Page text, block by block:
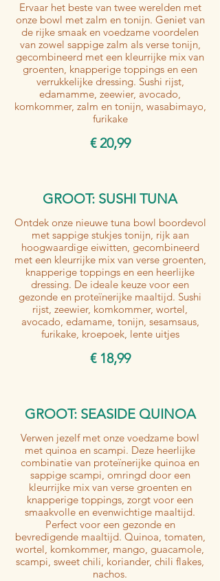
Ervaar het beste van twee werelden met
onze bowl met zalm en tonijn. Geniet van
de rijke smaak en voedzame voordelen
van zowel sappige zalm als verse tonijn,
gecombineerd met een kleurrijke mix van
groenten, knapperige toppings en een
verrukkelijke dressing. Sushi rijst,
edamamme, zeewier, avocado,
komkommer, zalm en tonijn, wasabimayo,
furikake
€ 20,99
GROOT: SUSHI TUNA
Ontdek onze nieuwe tuna bowl boordevol
met sappige stukjes tonijn, rijk aan
hoogwaardige eiwitten, gecombineerd
met een kleurrijke mix van verse groenten,
knapperige toppings en een heerlijke
dressing. De ideale keuze voor een
gezonde en proteïnerijke maaltijd. Sushi
rijst, zeewier, komkommer, wortel,
avocado, edamame, tonijn, sesamsaus,
furikake, kroepoek, lente uitjes
€ 18,99
GROOT: SEASIDE QUINOA
Verwen jezelf met onze voedzame bowl
met quinoa en scampi. Deze heerlijke
combinatie van proteïnerijke quinoa en
sappige scampi, omringd door een
kleurrijke mix van verse groenten en
knapperige toppings, zorgt voor een
smaakvolle en evenwichtige maaltijd.
Perfect voor een gezonde en
bevredigende maaltijd. Quinoa, tomaten,
wortel, komkommer, mango, guacamole,
scampi, sweet chili, koriander, chili flakes,
nachos.